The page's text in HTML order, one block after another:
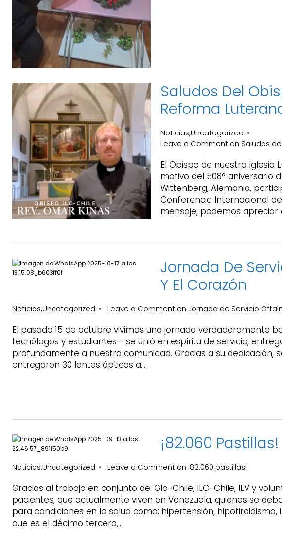
Saludos Del
Reforma
Noticias,Uncategorized
Leave a Comment on Saludos
El Obispo de nuestra Iglesia
motivo del 508° aniversario
Wittenberg, Alemania,
Conferencia Internacional
mensaje, podemos apreciar
Jornada De
Y El Corazón
Noticias,Uncategorized Leave a Comment on Jornada de Servicio
El pasado 15 de octubre vivimos una jornada verdaderamente
tecnólogos y estudiantes— se unió en espíritu de servicio,
profundamente a nuestra comunidad. Gracias a su dedicación,
entregaron 30 lentes ópticos a…
¡82.060 Pastillas!
Noticias,Uncategorized Leave a Comment on ¡82.060 pastillas!
Gracias al trabajo en conjunto de: Glo-Chile, ILC-Chile, ILV y
pacientes, que actualmente viven en Venezuela, quienes se
para condiciones en la salud como: hipertensión,
que es el décimo tercero,…